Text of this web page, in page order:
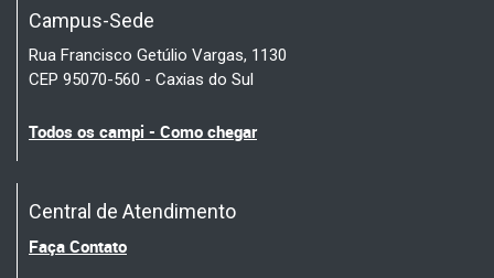
Campus-Sede
Rua Francisco Getúlio Vargas, 1130
CEP 95070-560 - Caxias do Sul
Todos os campi - Como chegar
Central de Atendimento
Faça Contato